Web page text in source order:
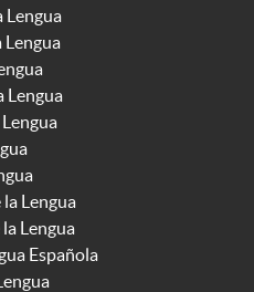
Lengua
Lengua
Lengua
Lengua
Lengua
Española